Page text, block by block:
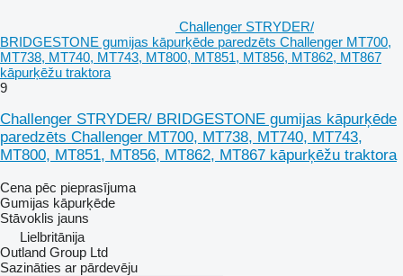
Challenger STRYDER/
BRIDGESTONE gumijas kāpurķēde paredzēts Challenger MT700,
MT738, MT740, MT743, MT800, MT851, MT856, MT862, MT867
kāpurķēžu traktora
9
Challenger STRYDER/ BRIDGESTONE gumijas kāpurķēde
paredzēts Challenger MT700, MT738, MT740, MT743,
MT800, MT851, MT856, MT862, MT867 kāpurķēžu traktora
Cena pēc pieprasījuma
Gumijas kāpurķēde
Stāvoklis jauns
Lielbritānija
Outland Group Ltd
Sazināties ar pārdevēju